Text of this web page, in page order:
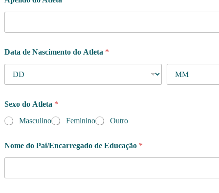
r
P
a
/
n
a
e
g
d
Data de Nascimento do Atleta *
Sexo do Atleta *
Masculino
Feminino Outro
Nome do Pai/Encarregado de Educação *